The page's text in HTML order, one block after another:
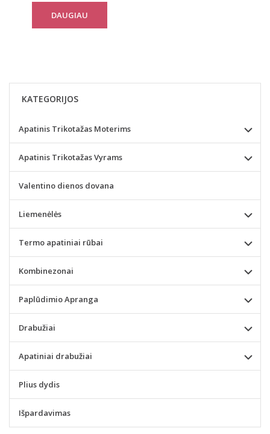
DAUGIAU
KATEGORIJOS
Apatinis Trikotažas Moterims
Apatinis Trikotažas Vyrams
Valentino dienos dovana
Liemenėlės
Termo apatiniai rūbai
Kombinezonai
Paplūdimio Apranga
Drabužiai
Apatiniai drabužiai
Plius dydis
Išpardavimas